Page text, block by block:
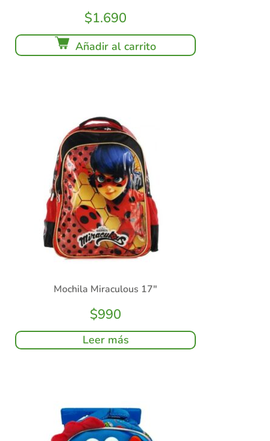
$1.690
Añadir al carrito
Mochila Miraculous 17″
$990
Leer más